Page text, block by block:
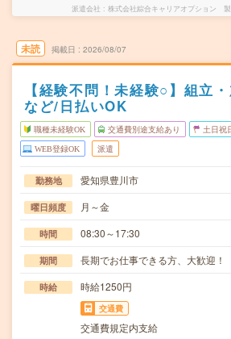
派遣会社 株式会社綜合キャリアオプション 製
未読 掲載日 2026/08/07
【経験不問！未経験○】組立
など/日払いOK
職種未経験OK 交通費別途支給あり 土日祝
WEB登録OK 派遣
勤務地 愛知県豊川市
曜日頻度 月～金
時間 08:30～17:30
期間 長期でお仕事できる方、大歓迎！
時給 時給1250円
交通費
交通費規定内支給